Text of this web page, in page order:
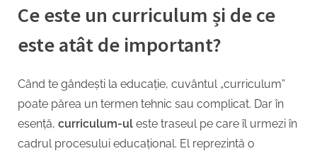
Ce este un curriculum și de ce
este atât de important?
Când te gândești la educație, cuvântul „curriculum”
poate părea un termen tehnic sau complicat. Dar în
esență, curriculum-ul este traseul pe care îl urmezi în
cadrul procesului educațional. El reprezintă o